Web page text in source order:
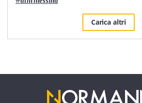
Carica altri